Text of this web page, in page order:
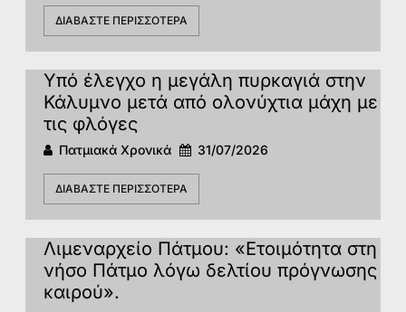
ΔΙΑΒΆΣΤΕ ΠΕΡΙΣΣΌΤΕΡΑ
Υπό έλεγχο η μεγάλη πυρκαγιά στην
Κάλυμνο μετά από ολονύχτια μάχη με
τις φλόγες
Πατμιακά Χρονικά 31/07/2026
ΔΙΑΒΆΣΤΕ ΠΕΡΙΣΣΌΤΕΡΑ
Λιμεναρχείο Πάτμου: «Ετοιμότητα στη
νήσο Πάτμο λόγω δελτίου πρόγνωσης
καιρού».